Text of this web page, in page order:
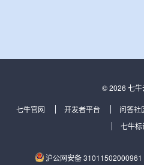
© 2026 七牛
七牛官网 开发者平台 问答社
七牛标
沪公网安备 31011502000961